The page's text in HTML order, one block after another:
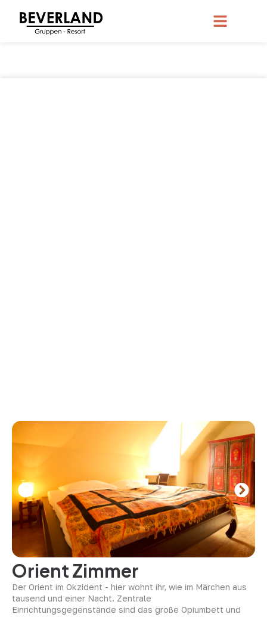
Orient Zimmer
Der Orient im Okzident - hier wohnt ihr, wie im Märchen aus
tausend und einer Nacht. Zentrale
Einrichtungsgegenstände sind das große Opiumbett und